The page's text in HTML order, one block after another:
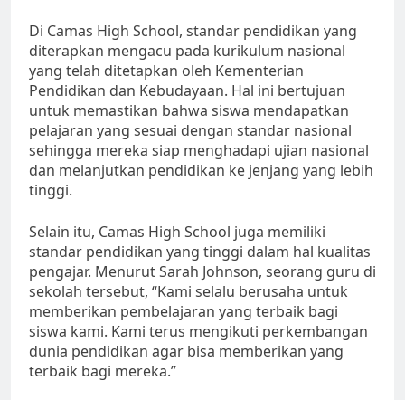
Di Camas High School, standar pendidikan yang
diterapkan mengacu pada kurikulum nasional
yang telah ditetapkan oleh Kementerian
Pendidikan dan Kebudayaan. Hal ini bertujuan
untuk memastikan bahwa siswa mendapatkan
pelajaran yang sesuai dengan standar nasional
sehingga mereka siap menghadapi ujian nasional
dan melanjutkan pendidikan ke jenjang yang lebih
tinggi.
Selain itu, Camas High School juga memiliki
standar pendidikan yang tinggi dalam hal kualitas
pengajar. Menurut Sarah Johnson, seorang guru di
sekolah tersebut, “Kami selalu berusaha untuk
memberikan pembelajaran yang terbaik bagi
siswa kami. Kami terus mengikuti perkembangan
dunia pendidikan agar bisa memberikan yang
terbaik bagi mereka.”